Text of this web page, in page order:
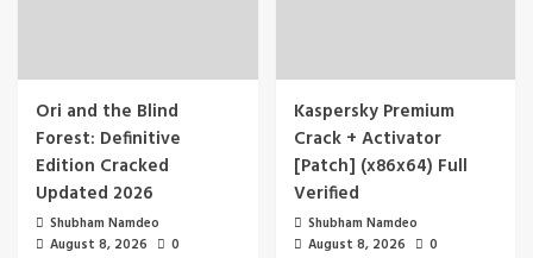
Ori and the Blind
Forest: Definitive
Edition Cracked
Updated 2026
Shubham Namdeo
August 8, 2026
0
Kaspersky Premium
Crack + Activator
[Patch] (x86x64) Full
Verified
Shubham Namdeo
August 8, 2026
0